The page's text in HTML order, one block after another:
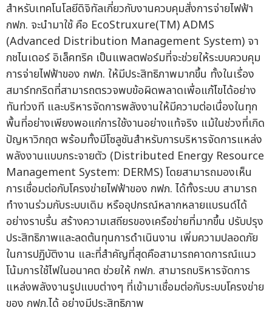
สำหรับเทคโนโลยีดิจิทัลเกี่ยวกับงานควบคุมสั่งการจ่ายไฟฟ้า
กฟภ. จะนำมาใช้ คือ EcoStruxure(TM) ADMS
(Advanced Distribution Management System) จา
กชไนเดอร์ อิเล็คทริค เป็นแพลตฟอร์มที่จะช่วยให้ระบบควบคุม
การจ่ายไฟฟ้าของ กฟภ. ให้มีประสิทธิภาพมากขึ้น ทั้งในเรื่อง
สมาร์ทกริดที่สามารถตรวจพบข้อผิดพลาดเพื่อแก้ไขได้อย่าง
ทันท่วงที และบริหารจัดการพลังงานให้มีความต่อเนื่องในทุก
พื้นที่อย่างเพียงพอแก่การใช้งานอย่างแท้จริง แม้ในช่วงที่เกิด
ปัญหาวิกฤต พร้อมทั้งมีโซลูชันสำหรับการบริหารจัดการแหล่ง
พลังงานแบบกระจายตัว (Distributed Energy Resource
Management System: DERMS) โดยสามารถมองเห็น
การเชื่อมต่อกับโครงข่ายไฟฟ้าของ กฟภ. ได้ทั้งระบบ สามารถ
ทำงานร่วมกับระบบเดิม หรืออุปกรณ์หลากหลายแบรนด์ได้
อย่างราบรื่น สร้างความเสถียรของเครือข่ายที่มากขึ้น ปรับปรุง
ประสิทธิภาพและลดต้นทุนการดำเนินงาน เพิ่มความปลอดภัย
ในการปฏิบัติงาน และที่สำคัญที่สุดคือสามารถคาดการณ์แนว
โน้มการใช้ไฟในอนาคต ช่วยให้ กฟภ. สามารถบริหารจัดการ
แหล่งพลังงานรูปแบบต่างๆ ที่เข้ามาเชื่อมต่อกับระบบโครงข่าย
ของ กฟภ.ได้ อย่างมีประสิทธิภาพ